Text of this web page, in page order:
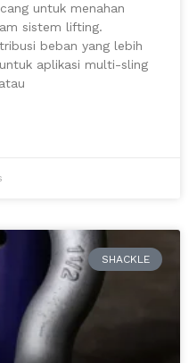
untuk menahan
sistem lifting.
beban yang lebih
aplikasi multi-sling
SHACKLE